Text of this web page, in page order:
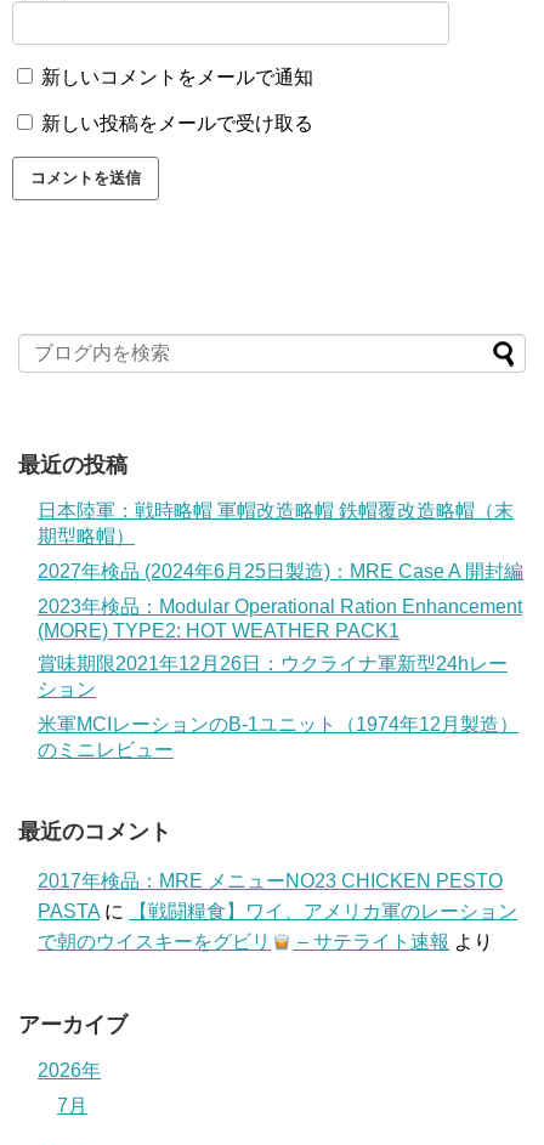
新しいコメントをメールで通知
新しい投稿をメールで受け取る
最近の投稿
日本陸軍：戦時略帽 軍帽改造略帽 鉄帽覆改造略帽（末
期型略帽）
2027年検品 (2024年6月25日製造)：MRE Case A 開封編
2023年検品：Modular Operational Ration Enhancement
(MORE) TYPE2: HOT WEATHER PACK1
賞味期限2021年12月26日：ウクライナ軍新型24hレー
ション
米軍MCIレーションのB-1ユニット（1974年12月製造）
のミニレビュー
最近のコメント
2017年検品：MRE メニューNO23 CHICKEN PESTO
PASTAに
【戦闘糧食】ワイ、アメリカ軍のレーション
で朝のウイスキーをグビリ
– サテライト速報 より
アーカイブ
2026年
7月